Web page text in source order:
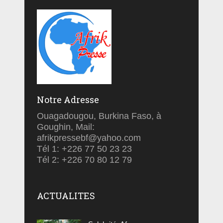
Notre Adresse
Ouagadougou, Burkina Faso, à
Goughin, Mail:
afrikpressebf@yahoo.com
Tél 1: +226 77 50 23 23
Tél 2: +226 70 80 12 79
ACTUALITES